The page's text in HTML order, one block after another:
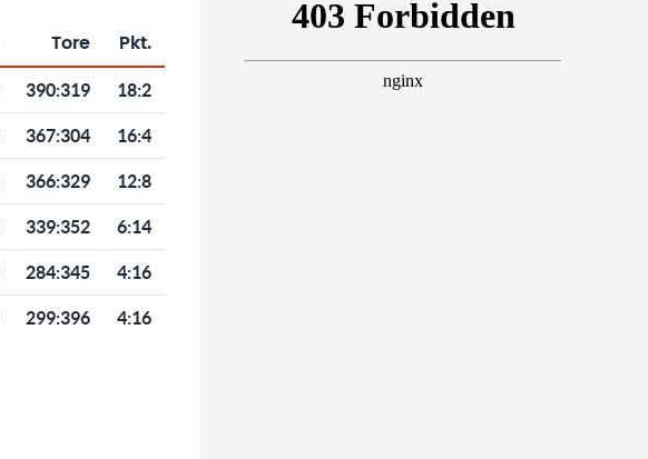
Tore Pkt.
390:319 18:2
367:304 16:4
366:329 12:8
339:352 6:14
284:345 4:16
299:396 4:16